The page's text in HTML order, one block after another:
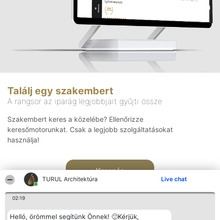
TURUL Architektúra Live chat
02:19
Helló, örömmel segítünk Önnek! 🙂Kérjük,
Találj egy szakembert
A rangsor az iparág legjobbjait gyűjti össze
Szakembert keres a közelébe? Ellenőrizze
keresőmotorunkat. Csak a legjobb szolgáltatásokat
használja!
Keresés